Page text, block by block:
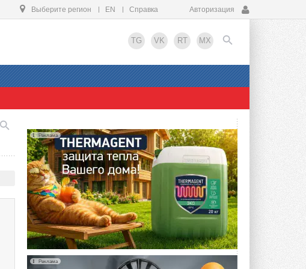
Выберите регион EN Справка Авторизация
TG VK RT MX
EN
Реклама
Реклама